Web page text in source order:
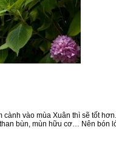
cành vào mùa Xuân thì sẽ tốt hơn.
bùn, mùn hữu cơ… Nên bón